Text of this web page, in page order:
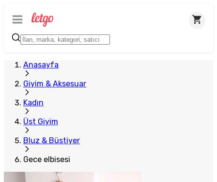
Anasayfa
Giyim & Aksesuar
Kadın
Üst Giyim
Bluz & Büstiyer
Gece elbisesi